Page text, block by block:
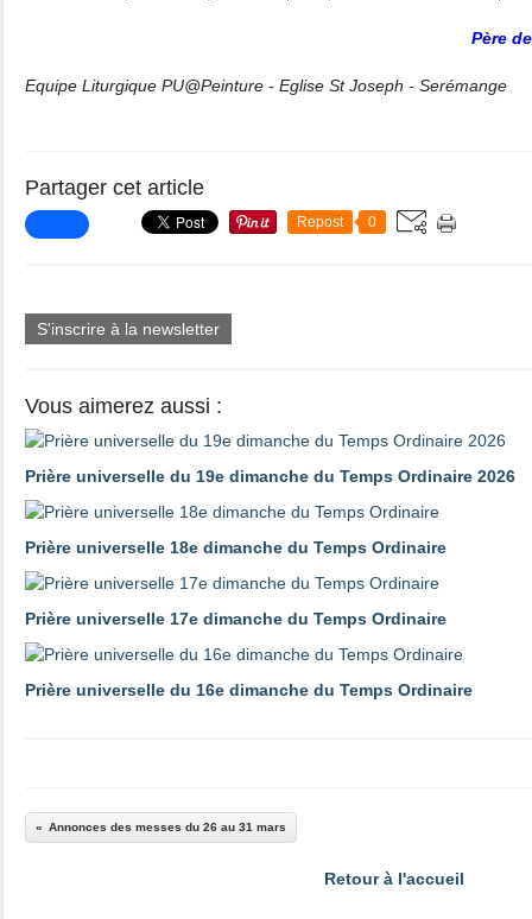
Père
Equipe Liturgique PU@Peinture - Eglise St Joseph - Serémange
Partager cet article
Repost 0
S'inscrire à la newsletter
Vous aimerez aussi :
Prière universelle du 19e dimanche du Temps Ordinaire 2026
Prière universelle 18e dimanche du Temps Ordinaire
Prière universelle 17e dimanche du Temps Ordinaire
Prière universelle du 16e dimanche du Temps Ordinaire
Annonces des messes du 26 au 31 mars
Retour à l'accueil